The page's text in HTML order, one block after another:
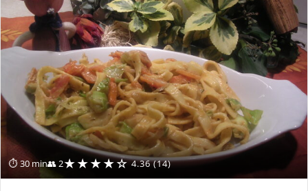
⏱ 30 min👥 2★★★★☆ 4.36 (14)